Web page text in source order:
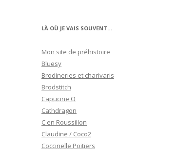
LÀ OÙ JE VAIS SOUVENT…
Mon site de préhistoire
Bluesy
Brodineries et charivaris
Brodstitch
Capucine O
Cathdragon
C en Roussillon
Claudine / Coco2
Coccinelle Poitiers